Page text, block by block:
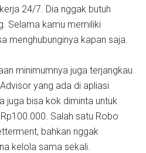
24/7. Dia nggak butuh
Selama kamu memiliki
menghubunginya kapan saja.
minimumnya juga terjangkau
yang ada di apliasi
juga bisa kok diminta untuk
Salah satu Robo
bahkan nggak
kelola sama sekali.